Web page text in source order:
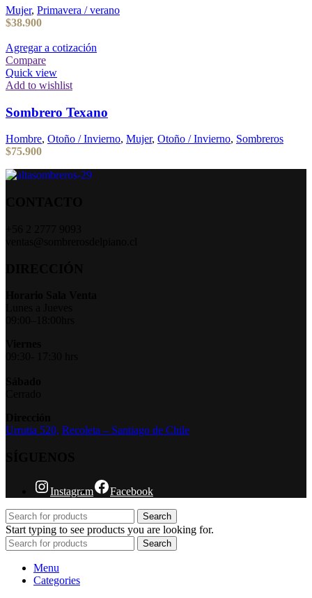
Mujer, Primavera / verano
$38.900
Agregar a cotización
Compare
Quick view
Add to wishlist
Sombrero Texano
Hombre, Otoño / Invierno, Mujer, Otoño / Invierno, Sombreros
$75.900
Urrutia 520, Recoleta – Santiago de Chile
Instagram Facebook
Search
Start typing to see products you are looking for.
Search
Menu
Categories